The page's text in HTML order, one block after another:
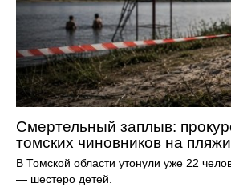
Смертельный заплыв:
томских чиновников на пляжи
В Томской области утонули уже 22
— шестеро детей.